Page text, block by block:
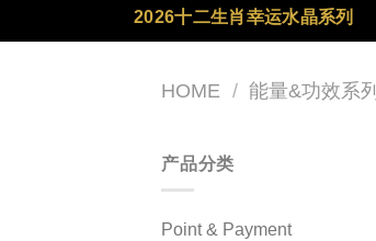
2026十二生肖幸运水晶系列
HOME / 能量&功效系列
产品分类
Point & Payment